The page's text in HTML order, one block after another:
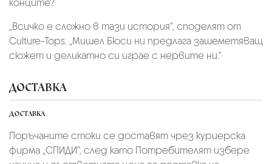
„Всичко е сложно в тази история“, споделят от
Culture-Tops. „Мишел Бюси ни предлага зашеметяващ
сюжет и деликатно си играе с нервите ни.“
ДОСТАВКА
ДОСТАВКА
Поръчаните стоки се доставят чрез куриерскa
фирмa „СПИДИ“, след като Потребителят избере